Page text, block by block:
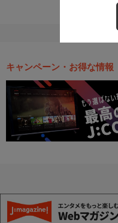
キャンペーン・お得な情報